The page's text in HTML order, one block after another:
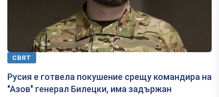
СВЯТ
Русия е готвела покушение срещу командира на
"Азов" генерал Билецки, има задържан